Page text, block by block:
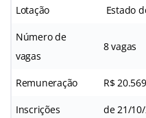
Lotação Estado
Número de
vagas
8 vagas
Remuneração R$
Inscrições de 21/